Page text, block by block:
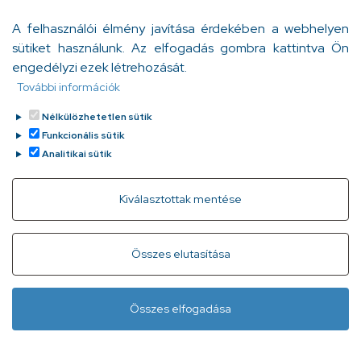
A felhasználói élmény javítása érdekében a webhelyen
sütiket használunk. Az elfogadás gombra kattintva Ön
engedélyzi ezek létrehozását.
További információk
Nélkülözhetetlen sütik
Funkcionális sütik
Analitikai sütik
Kiválasztottak mentése
Összes elutasítása
Withdraw consent
Összes elfogadása
mint 450 rész került adásba belőle.
Nádasi Eszter
2025. december 29.
Gyorslinkek
Adatvédelem Kapcsolat
+ 36 1 296 2556(normál díjas, 8:00-20:00 között
hívható)